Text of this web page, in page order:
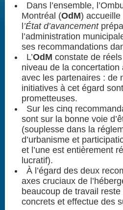
Dans l’ensemble,
Montréal (OdM)
’État d’avancement
l’administration
ses recommandations
L’OdM constate de
niveau de la concertation
avec les partenaires : de
initiatives à cet égard sont
prometteuses.
Sur les cinq
sont sur la bonne voie
(souplesse dans la
d’urbanisme et
et l’une est entièrement
lucratif).
À l’égard des deux
axes cruciaux de
beaucoup de travail reste
concrets et effectue des